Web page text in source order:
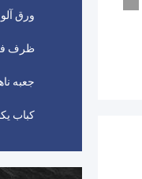
ورق
ظرف
جعبه
کباب